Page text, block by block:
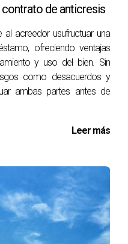
de realizar
propiedad en menos
que una pequeña
retorno.
de Pamplona,
establecer un
que resultó en una
de la
tener todos sus
contrato de anticresis
acreedor usufructuar una
ofreciendo ventajas
y uso del bien. Sin
como desacuerdos y
ambas partes antes de
Leer más